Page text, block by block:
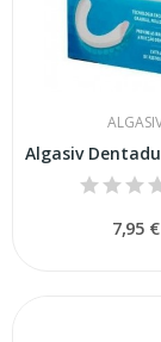
7,95 €